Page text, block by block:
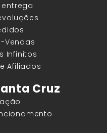
entrega
Vendas
Infinitos
Afiliados
Cruz